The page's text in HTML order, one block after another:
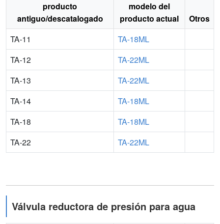
producto
antiguo/descatalogado
modelo del
producto actual
Otros
TA-11
TA-18ML
TA-12
TA-22ML
TA-13
TA-22ML
TA-14
TA-18ML
TA-18
TA-18ML
TA-22
TA-22ML
Válvula reductora de presión para agua